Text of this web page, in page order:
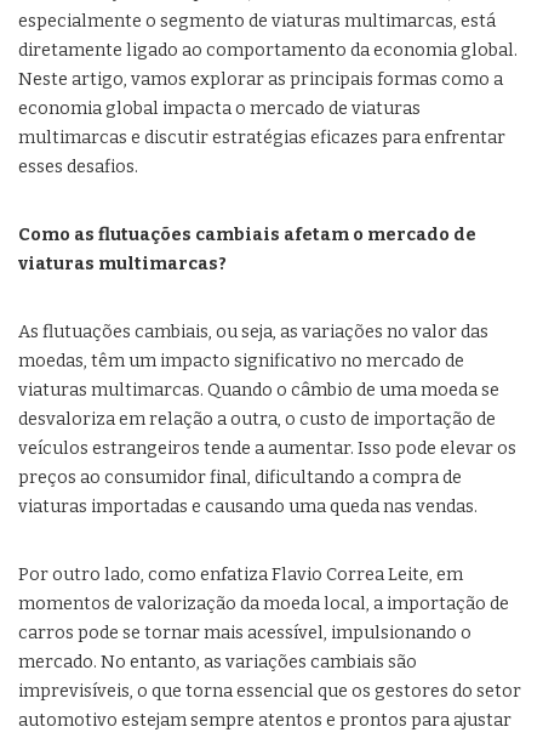
especialmente o segmento de viaturas multimarcas, está
diretamente ligado ao comportamento da economia global.
Neste artigo, vamos explorar as principais formas como a
economia global impacta o mercado de viaturas
multimarcas e discutir estratégias eficazes para enfrentar
esses desafios.
Como as flutuações cambiais afetam o mercado de
viaturas multimarcas?
As flutuações cambiais, ou seja, as variações no valor das
moedas, têm um impacto significativo no mercado de
viaturas multimarcas. Quando o câmbio de uma moeda se
desvaloriza em relação a outra, o custo de importação de
veículos estrangeiros tende a aumentar. Isso pode elevar os
preços ao consumidor final, dificultando a compra de
viaturas importadas e causando uma queda nas vendas.
Por outro lado, como enfatiza Flavio Correa Leite, em
momentos de valorização da moeda local, a importação de
carros pode se tornar mais acessível, impulsionando o
mercado. No entanto, as variações cambiais são
imprevisíveis, o que torna essencial que os gestores do setor
automotivo estejam sempre atentos e prontos para ajustar